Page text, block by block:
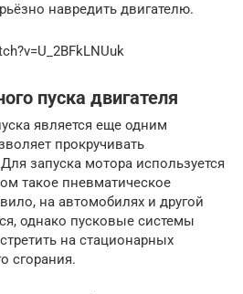
навредить двигателю.
пуска двигателя
является еще одним
прокручивать
запуска мотора используется
такое пневматическое
на автомобилях и другой
однако пусковые системы
на стационарных
сгорания.